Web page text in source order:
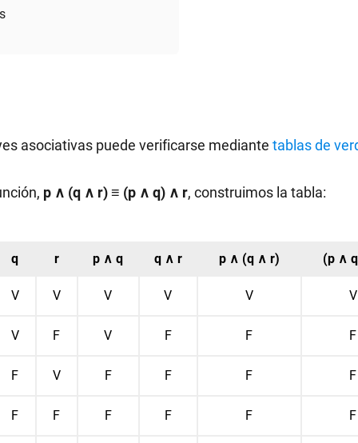
asociativas puede verificarse mediante tablas de
p ∧ (q ∧ r) ≡ (p ∧ q) ∧ r, construimos la tabla:
q r p ∧ q q ∧ r p ∧ (q ∧ r) (p ∧
V V V V V V
V F V F F F
F V F F F F
F F F F F F